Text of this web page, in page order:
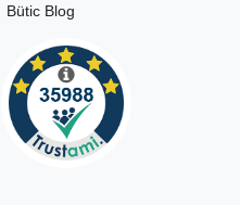
Bütic Blog